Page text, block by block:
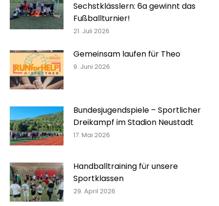
Sechstklässlern: 6a gewinnt das
Fußballturnier!
21. Juli 2026
Gemeinsam laufen für Theo
9. Juni 2026
Bundesjugendspiele – Sportlicher
Dreikampf im Stadion Neustadt
17. Mai 2026
Handballtraining für unsere
Sportklassen
29. April 2026